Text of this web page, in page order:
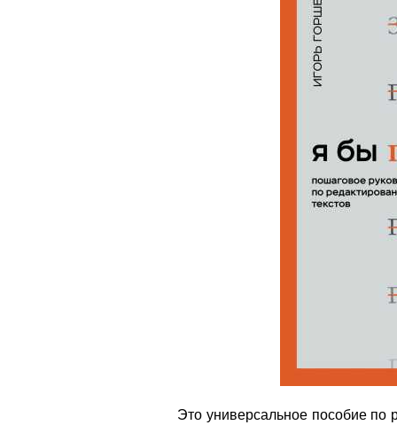
Это универсальное пособие по